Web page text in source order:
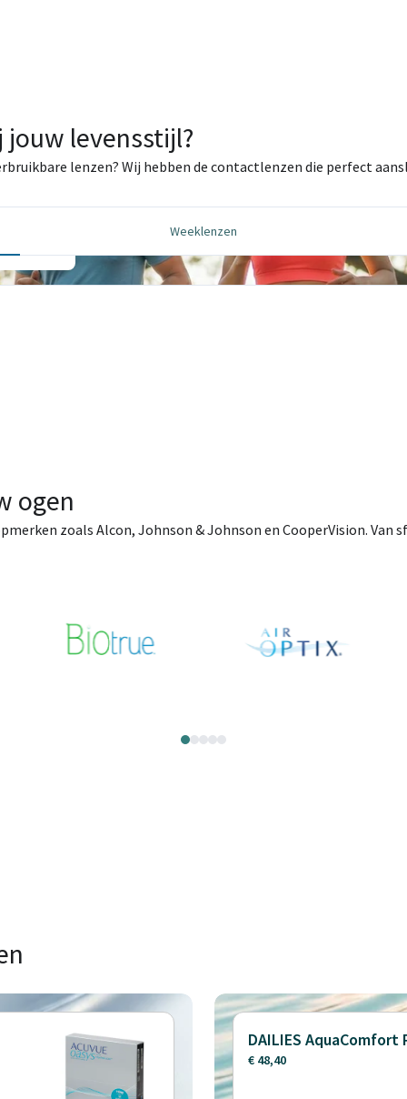
jouw levensstijl?
lenzen? Wij hebben de contactlenzen die perfect
Weeklenzen
en
ogen
zoals Alcon, Johnson & Johnson en CooperVision.
DAILIES AquaComfort
€ 48,40